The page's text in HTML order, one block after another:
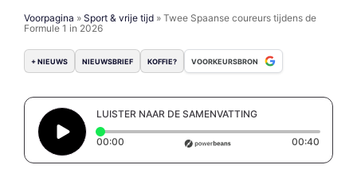
Voorpagina » Sport & vrije tijd » Twee Spaanse coureurs tijdens de
Formule 1 in 2026
+ NIEUWS NIEUWSBRIEF KOFFIE? VOORKEURSBRON
LUISTER NAAR DE SAMENVATTING
00:00 Elapsed time: 0 seconds 00:40